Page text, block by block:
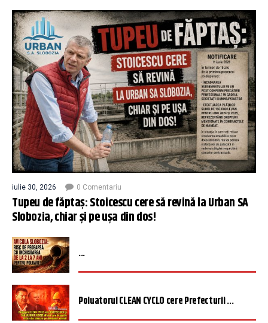
iulie 30, 2026 0 Comentariu
Tupeu de făptaș: Stoicescu cere să revină la Urban SA
Slobozia, chiar și pe ușa din dos!
...
Poluatorul CLEAN CYCLO cere Prefecturii ...